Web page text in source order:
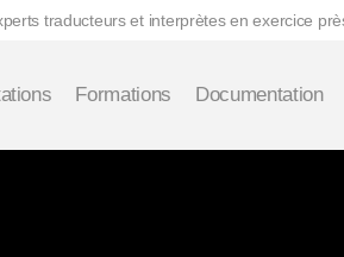
traducteurs et interprètes en exercice
Formations Documentation